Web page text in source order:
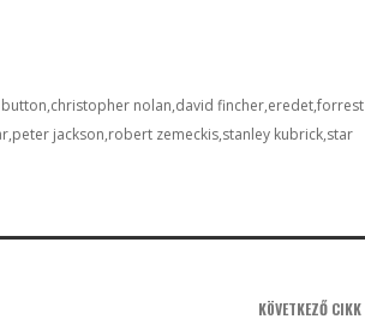
christopher nolan david fincher eredetforrest
peter jackson robert zemeckis stanley kubrick star
KÖVETKEZŐ CIKK